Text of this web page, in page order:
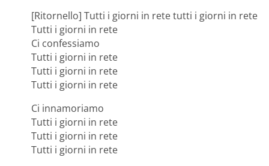
[Ritornello] Tutti i giorni in rete tutti i giorni in rete
Tutti i giorni in rete
Ci confessiamo
Tutti i giorni in rete
Tutti i giorni in rete
Tutti i giorni in rete
Ci innamoriamo
Tutti i giorni in rete
Tutti i giorni in rete
Tutti i giorni in retе